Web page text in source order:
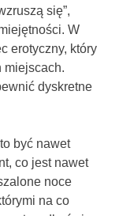
się”,
W
erotyczny, który
miejscach.
dyskretne
być nawet
co jest nawet
noce
na co